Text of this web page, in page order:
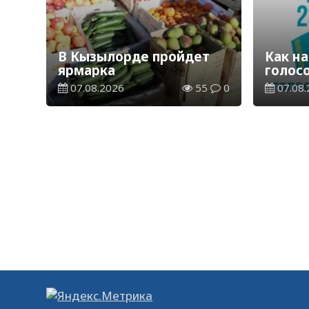
В Кызылорде пройдет
ярмарка
07.08.2026 55 0
Как